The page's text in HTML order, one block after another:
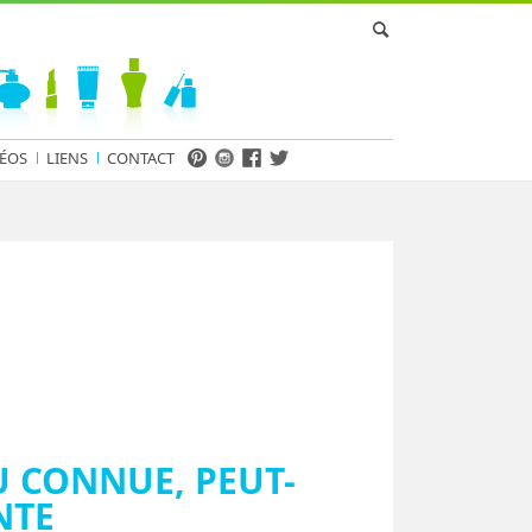
LIENS CONTACT
CONNUE, PEUT-